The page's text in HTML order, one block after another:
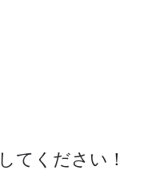
てください！